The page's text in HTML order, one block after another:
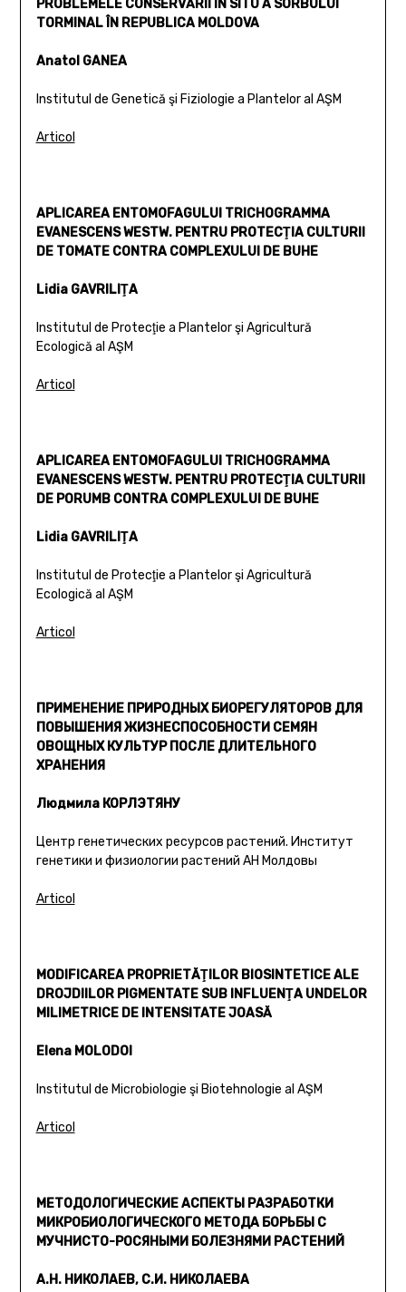
PROBLEMELE CONSERVĂRII IN SITU A SORBULUI
TORMINAL ÎN REPUBLICA MOLDOVA
Anatol GANEA
Institutul de Genetică şi Fiziologie a Plantelor al AŞM
Articol
APLICAREA ENTOMOFAGULUI TRICHOGRAMMA
EVANESCENS WESTW. PENTRU PROTECŢIA CULTURII
DE TOMATE CONTRA COMPLEXULUI DE BUHE
Lidia GAVRILIŢA
Institutul de Protecţie a Plantelor şi Agricultură
Ecologică al AŞM
Articol
APLICAREA ENTOMOFAGULUI TRICHOGRAMMA
EVANESCENS WESTW. PENTRU PROTECŢIA CULTURII
DE PORUMB CONTRA COMPLEXULUI DE BUHE
Lidia GAVRILIŢA
Institutul de Protecţie a Plantelor şi Agricultură
Ecologică al AŞM
Articol
ПРИМЕНЕНИЕ ПРИРОДНЫХ БИОРЕГУЛЯТОРОВ ДЛЯ
ПОВЫШЕНИЯ ЖИЗНЕСПОСОБНОСТИ СЕМЯН
ОВОЩНЫХ КУЛЬТУР ПОСЛЕ ДЛИТЕЛЬНОГО
ХРАНЕНИЯ
Людмила КОРЛЭТЯНУ
Центр генетических ресурсов растений. Институт
генетики и физиологии растений АН Молдовы
Articol
MODIFICAREA PROPRIETĂŢILOR BIOSINTETICE ALE
DROJDIILOR PIGMENTATE SUB INFLUENŢA UNDELOR
MILIMETRICE DE INTENSITATE JOASĂ
Elena MOLODOI
Institutul de Microbiologie şi Biotehnologie al AŞM
Articol
МЕТОДОЛОГИЧЕСКИЕ АСПЕКТЫ РАЗРАБОТКИ
МИКРОБИОЛОГИЧЕСКОГО МЕТОДА БОРЬБЫ С
МУЧНИСТО-РОСЯНЫМИ БОЛЕЗНЯМИ РАСТЕНИЙ
А.Н. НИКОЛАЕВ, С.И. НИКОЛАЕВА